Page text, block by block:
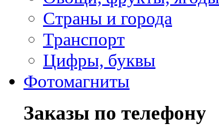
Страны и города
Транспорт
Цифры, буквы
Фотомагниты
Заказы по телефону